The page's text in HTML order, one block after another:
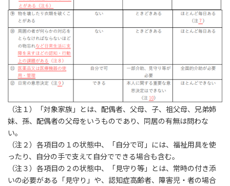
（注１）
「対象家族」とは、配偶者、父母、子、祖父母、兄弟姉
妹、孫、配偶者の父母をいう ものであり、同居の有無は問わな
い。
（注２）各項目の１の状態中、「自分で可」には、福祉用具を使
ったり、自分の手で支えて自分でできる場合も含む。
（注３）各項目の２の状態中、「見守り等」とは、常時の付き添
いの必要がある「見守り」や、認知症高齢者、障害児・者の場合